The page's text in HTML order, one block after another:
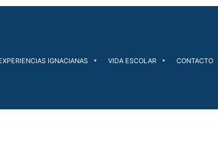
IGNACIANAS VIDA ESCOLAR CONTACTO